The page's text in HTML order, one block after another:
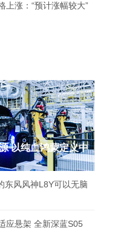
上涨：“预计涨幅较大”
以纯血鸿蒙定义中
东风风神L8Y可以无脑
应悬架 全新深蓝S05